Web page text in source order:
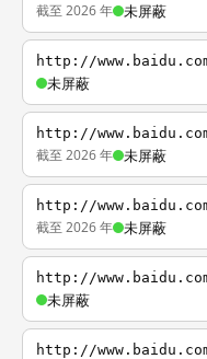
截至 2026 年 未屏蔽
http://
未屏蔽
http://
截至 2026 年 未屏蔽
http://
截至 2026 年 未屏蔽
http://
未屏蔽
http://